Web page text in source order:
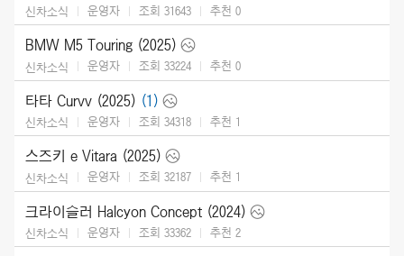
신차소식 운영자 조회 31643 추천 0
BMW M5 Touring (2025)
신차소식 운영자 조회 33224 추천 0
타타 Curvv (2025) (1)
신차소식 운영자 조회 34318 추천 1
스즈키 e Vitara (2025)
신차소식 운영자 조회 32187 추천 1
크라이슬러 Halcyon Concept (2024)
신차소식 운영자 조회 33362 추천 2